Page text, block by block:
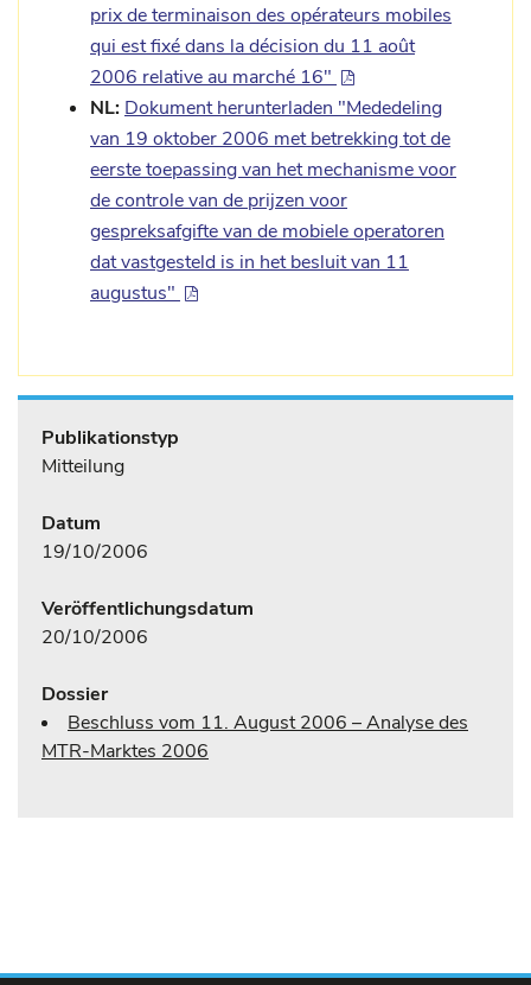
prix de terminaison des opérateurs mobiles
qui est fixé dans la décision du 11 août
2006 relative au marché 16"
NL: Dokument herunterladen "Mededeling
van 19 oktober 2006 met betrekking tot de
eerste toepassing van het mechanisme voor
de controle van de prijzen voor
gespreksafgifte van de mobiele operatoren
dat vastgesteld is in het besluit van 11
augustus"
Publikationstyp
Mitteilung
Datum
19/10/2006
Veröffentlichungsdatum
20/10/2006
Dossier
Beschluss vom 11. August 2006 – Analyse des
MTR-Marktes 2006